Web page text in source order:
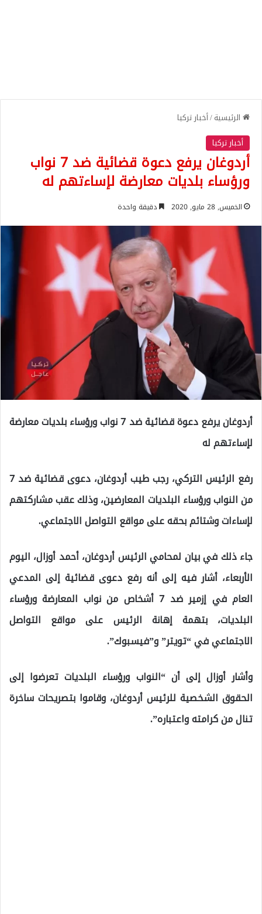
الرئيسية/أخبار تركيا
أخبار تركيا
أردوغان يرفع دعوة قضائية ضد 7 نواب
ورؤساء بلديات معارضة لإساءتهم له
الخميس, 28 مايو, 2020 دقيقة واحدة
أردوغان يرفع دعوة قضائية ضد 7 نواب ورؤساء بلديات معارضة
لإساءتهم له
رفع الرئيس التركي، رجب طيب أردوغان، دعوى قضائية ضد 7
من النواب ورؤساء البلديات المعارضين، وذلك عقب مشاركتهم
لإساءات وشتائم بحقه على مواقع التواصل الاجتماعي.
جاء ذلك في بيان لمحامي الرئيس أردوغان، أحمد أوزال، اليوم
الأربعاء، أشار فيه إلى أنه رفع دعوى قضائية إلى المدعي
العام في إزمير ضد 7 أشخاص من نواب المعارضة ورؤساء
البلديات، بتهمة إهانة الرئيس على مواقع التواصل
الاجتماعي في “تويتر” و”فيسبوك”.
وأشار أوزال إلى أن “النواب ورؤساء البلديات تعرضوا إلى
الحقوق الشخصية للرئيس أردوغان، وقاموا بتصريحات ساخرة
تنال من كرامته واعتباره”.